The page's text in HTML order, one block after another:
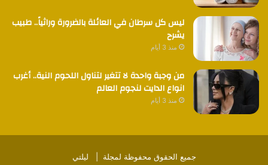
ليس كل سرطان في العائلة بالضرورة وراثياً.. طبيب
يشرح
منذ 3 أيام
من وجبة واحدة لا تتغير لتناول اللحوم النية.. أغرب
انواع الدايت لنجوم العالم
منذ 3 أيام
جميع الحقوق محفوظة لمجلة | ليلتي